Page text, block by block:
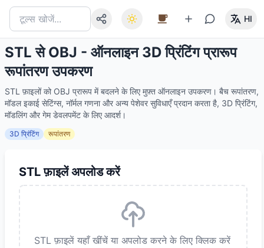
HI
STL से OBJ - ऑनलाइन 3D प्रिंटिंग प्रारूप
रूपांतरण उपकरण
STL फ़ाइलों को OBJ प्रारूप में बदलने के लिए मुफ़्त ऑनलाइन उपकरण। बैच रूपांतरण,
मॉडल इकाई सेटिंग्स, नॉर्मल गणना और अन्य पेशेवर सुविधाएँ प्रदान करता है, 3D प्रिंटिंग,
मॉडलिंग और गेम डेवलपमेंट के लिए आदर्श।
3D प्रिंटिंग रूपांतरण
STL फ़ाइलें अपलोड करें
STL फ़ाइलें यहाँ खींचें या अपलोड करने के लिए क्लिक करें